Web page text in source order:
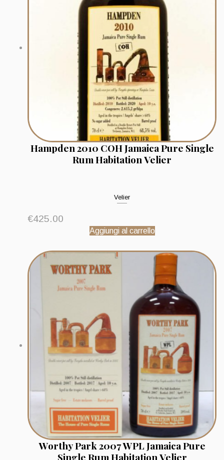
Hampden 2010 COH Jamaica Pure Single
Rum Habitation Velier
Velier
€425.00
Aggiungi al carrello
Worthy Park 2007 WPL Jamaica Pure
Single Rum Habitation Velier